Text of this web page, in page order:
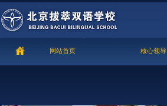
网站首页 核心领导